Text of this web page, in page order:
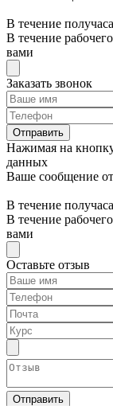
В течение
В течение
вами
Заказать звонок
Отправить
Нажимая на
данных
Ваше сообщение
В течение
В течение
вами
Оставьте отзыв
Отправить